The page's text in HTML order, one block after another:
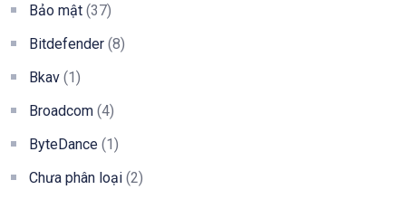
Bảo mật (37)
Bitdefender (8)
Bkav (1)
Broadcom (4)
ByteDance (1)
Chưa phân loại (2)